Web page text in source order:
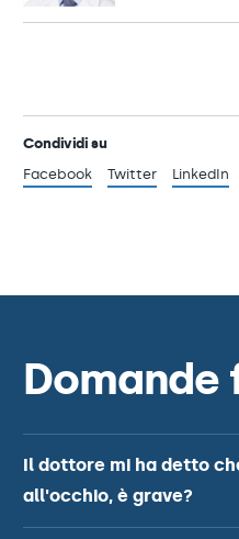
Condividi su
Facebook
Twitter LinkedIn
Domande
Il dottore mi ha detto
all'occhio, è grave?